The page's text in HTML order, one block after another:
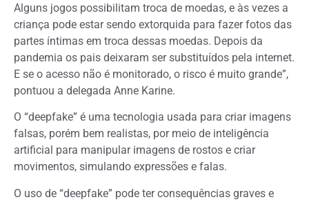
Alguns jogos possibilitam troca de moedas, e às vezes a
criança pode estar sendo extorquida para fazer fotos das
partes íntimas em troca dessas moedas. Depois da
pandemia os pais deixaram ser substituídos pela internet.
E se o acesso não é monitorado, o risco é muito grande”,
pontuou a delegada Anne Karine.
O “deepfake” é uma tecnologia usada para criar imagens
falsas, porém bem realistas, por meio de inteligência
artificial para manipular imagens de rostos e criar
movimentos, simulando expressões e falas.
O uso de “deepfake” pode ter consequências graves e